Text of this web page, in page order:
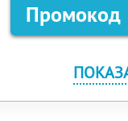
Промокод